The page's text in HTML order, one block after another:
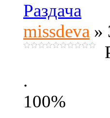
Раздача
missdeva »
.
100%